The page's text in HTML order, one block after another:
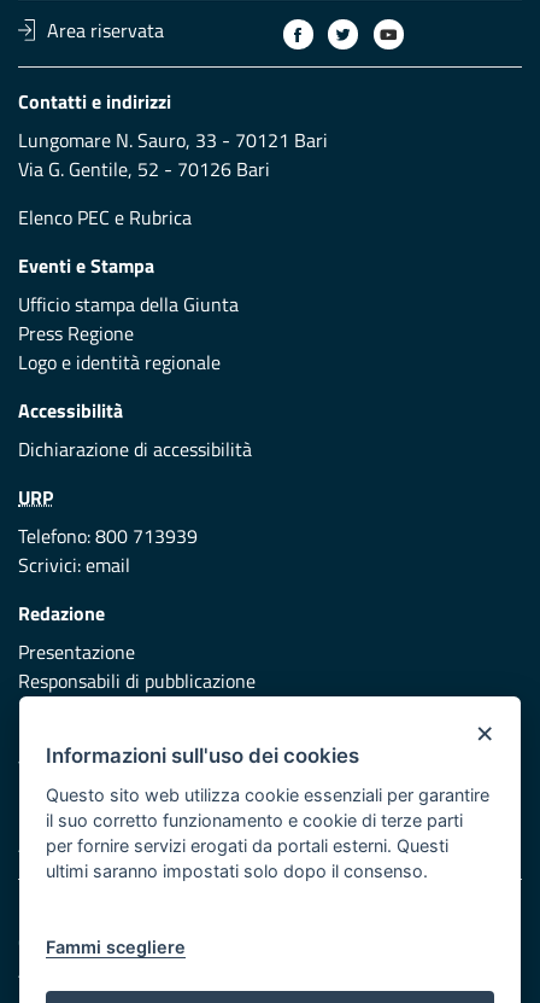
Area riservata
Contatti e indirizzi
Lungomare N. Sauro, 33 - 70121 Bari
Via G. Gentile, 52 - 70126 Bari
Elenco PEC e Rubrica
Eventi e Stampa
Ufficio stampa della Giunta
Press Regione
Logo e identità regionale
Accessibilità
Dichiarazione di accessibilità
URP
Telefono: 800 713939
Scrivici:email
Redazione
Presentazione
Responsabili di pubblicazione
Vai al sito di Protezione Civile Puglia
Iniziativa finanziata con risorse del POR Puglia 2014/2020 -
Asse XI
Cookie e privacy
Atti di notifica
×
Informazioni sull'uso dei cookies
Questo sito web utilizza cookie essenziali per garantire
il suo corretto funzionamento e cookie di terze parti
per fornire servizi erogati da portali esterni. Questi
ultimi saranno impostati solo dopo il consenso.
Fammi scegliere